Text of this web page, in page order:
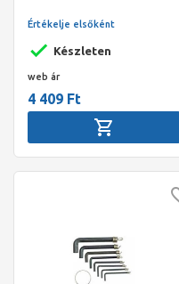
Készleten
Értékelje elsőként
web ár
4 409 Ft